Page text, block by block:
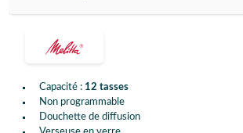
Capacité : 12 tasses
Non programmable
Douchette de diffusion